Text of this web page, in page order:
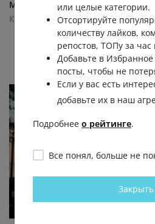
Минутка юмoра
Культурный Питер
1.6К 0.1К 1 0
или целые категории.
Отсортируйте
количеству лайков,
репостов, ТОПу за час
Добавьте в
посты, чтобы не
Если у вас есть
добавьте их в наш
Подробнее о рейтинге.
Все понял, больше не
Закрыть